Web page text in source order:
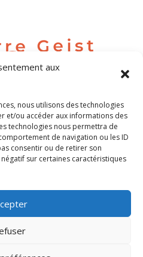
aux
nous utilisons des technologies
et/ou accéder aux informations des
technologies nous permettra de
de navigation ou les ID
consentir ou de retirer son
sur certaines caractéristiques
04 63 69
Geist
confidentialité
légales